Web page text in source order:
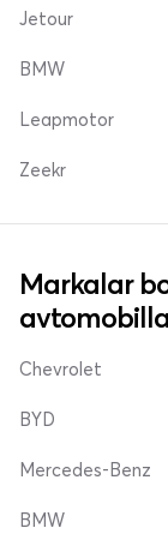
Jetour
BMW
Leapmotor
Zeekr
Markalar
Chevrolet
BYD
Mercedes-Benz
BMW